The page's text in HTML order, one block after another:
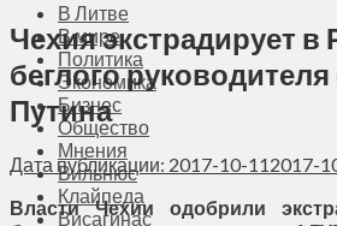
В Литве
В мире
Политика
Экономика
Бизнес
Общество
Мнения
Вильнюс
Клайпеда
Висагинас
Чехия экстрадирует в
беглого
Путина
Дата публикации: 2017-10-112017-
Власти Чехии одобрили